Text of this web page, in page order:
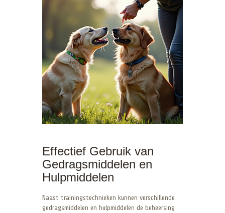
Effectief Gebruik van
Gedragsmiddelen en
Hulpmiddelen
Naast trainingstechnieken kunnen verschillende
gedragsmiddelen en hulpmiddelen de beheersing